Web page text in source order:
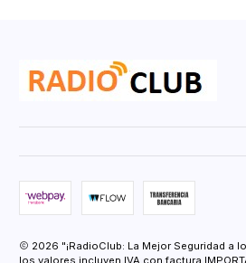
2026 "¡RadioClub: La Mejor Seguridad a
los valores incluyen IVA con factura